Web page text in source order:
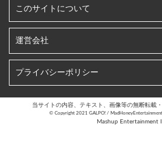
このサイトについて
運営会社
プライバシーポリシー
当サイトの内容、テキスト、画像等の無断転載
©︎ Copyright 2021 GALPO! /
Mashup Entertainment